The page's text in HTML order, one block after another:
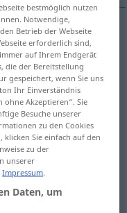
bestmöglich nutzen
Notwendige,
Betrieb der Webseite
erforderlich sind,
auf Ihrem Endgerät
die der Bereitstellung
gespeichert, wenn Sie uns
Ihr Einverständnis
ohne Akzeptieren“. Sie
Besuche unserer
zu den Cookies
Sie einfach auf den
zu der
unserer
Impressum.
Daten, um